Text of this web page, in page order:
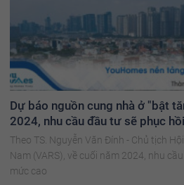
Dự báo nguồn cung nhà ở "bật
2024, nhu cầu đầu tư sẽ phục
Theo TS. Nguyễn Văn Đính - Chủ tịch
Nam (VARS), về cuối năm 2024, nhu
mức cao